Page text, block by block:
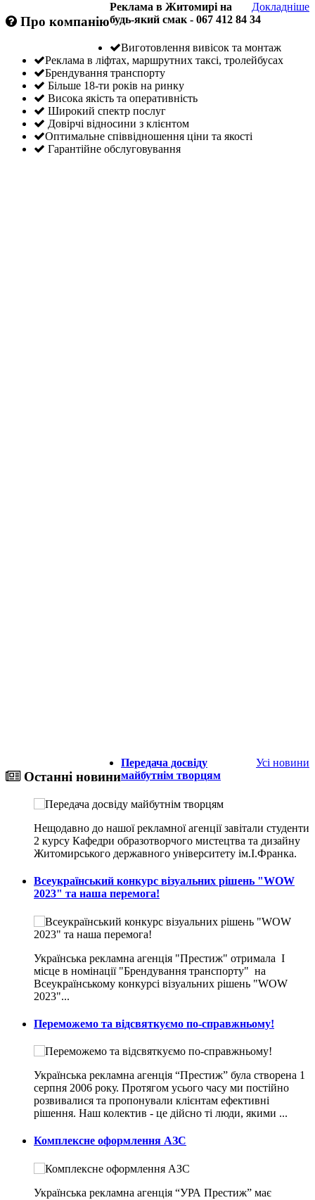
Про компанію
Докладніше
Реклама в Житомирі на
будь-який смак - 067 412 84 34
Виготовлення вивісок та монтаж
Реклама в ліфтах, маршрутних таксі, тролейбусах
Брендування транспорту
Більше 18-ти років на ринку
Висока якість та оперативність
Широкий спектр послуг
Довірчі відносини з клієнтом
Оптимальне співвідношення ціни та якості
Гарантійне обслуговування
Останні новини
Усі новини
Передача досвіду
майбутнім творцям
Нещодавно до нашої рекламної агенції завітали студенти
2 курсу Кафедри образотворчого мистецтва та дизайну
Житомирського державного університету ім.І.Франка.
Всеукраїнський конкурс візуальних рішень "WOW
2023" та наша перемога!
Українська рекламна агенція "Престиж" отримала I
місце в номінації "Брендування транспорту" на
Всеукраїнському конкурсі візуальних рішень "WOW
2023"...
Переможемо та відсвяткуємо по-справжньому!
Українська рекламна агенція “Престиж” була створена 1
серпня 2006 року. Протягом усього часу ми постійно
розвивалися та пропонували клієнтам ефективні
рішення. Наш колектив - це дійсно ті люди, якими ...
Комплексне оформлення АЗС
Українська рекламна агенція “УРА Престиж” має